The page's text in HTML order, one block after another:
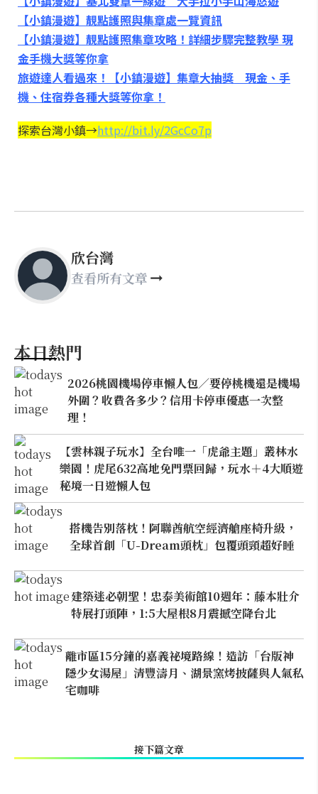
【小鎮漫遊】靚點護照與集章處一覽資訊
【小鎮漫遊】靚點護照集章攻略！詳細步驟完整教學 現
金手機大獎等你拿
旅遊達人看過來！【小鎮漫遊】集章大抽獎 現金、手
機、住宿券各種大獎等你拿！
探索台灣小鎮→http://bit.ly/2GcCo7p
欣台灣
查看所有文章
本日熱門
2026桃園機場停車懶人包／要停桃機還是機場
外圍？收費各多少？信用卡停車優惠一次整
理！
【雲林親子玩水】全台唯一「虎爺主題」叢林水
樂園！虎尾632高地免門票回歸，玩水＋4大順遊
秘境一日遊懶人包
搭機告別落枕！阿聯酋航空經濟艙座椅升級，
全球首創「U-Dream頭枕」包覆頭頸超好睡
建築迷必朝聖！忠泰美術館10週年：藤本壯介
特展打頭陣，1:5大屋根8月震撼空降台北
離市區15分鐘的嘉義祕境路線！造訪「台版神
隱少女湯屋」清豐濤月、湖景窯烤披薩與人氣私
宅咖啡
接下篇文章